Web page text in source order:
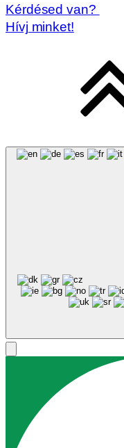
Kérdésed van?
Hívj minket!